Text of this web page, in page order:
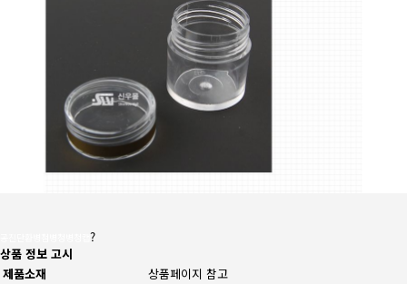
?
상품 정보 고시
제품소재
상품페이지 참고